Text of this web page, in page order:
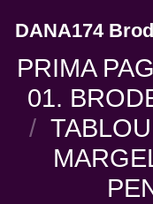
DANA174
PRIMA
01.
/